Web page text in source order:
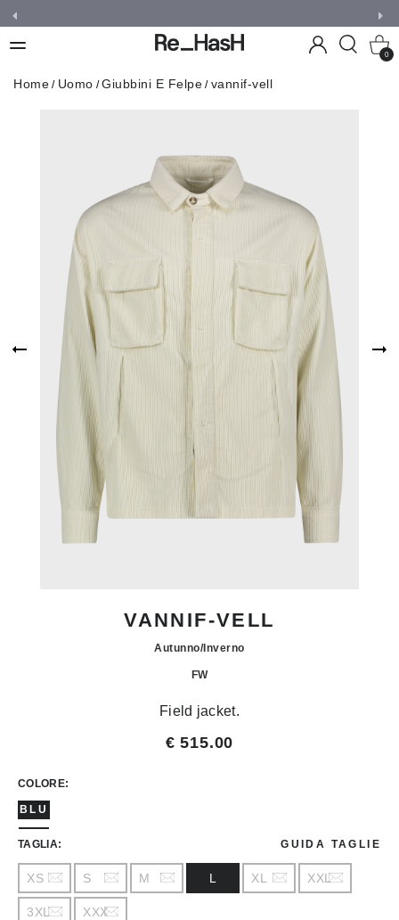
0
Home Uomo Giubbini E Felpe vannif-vell
VANNIF-VELL
Autunno/Inverno
FW
Field jacket.
€ 515.00
COLORE:
BLU
TAGLIA: GUIDA TAGLIE
XS S M L XL XXL
3XL XXX